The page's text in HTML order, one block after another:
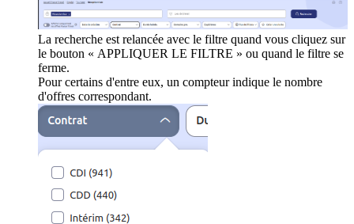
La recherche est relancée avec le filtre quand vous cliquez sur
le bouton « APPLIQUER LE FILTRE » ou quand le filtre se
ferme.
Pour certains d'entre eux, un compteur indique le nombre
d'offres correspondant.